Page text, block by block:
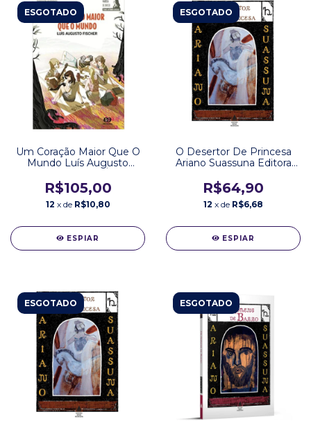
ESGOTADO
Um Coração Maior Que O
Mundo Luís Augusto
R$105,00
12 x de R$10,80
ESPIAR
ESGOTADO
O Desertor De Princesa
Ariano Suassuna Editora
R$64,90
12 x de R$6,68
ESPIAR
ESGOTADO ESGOTADO